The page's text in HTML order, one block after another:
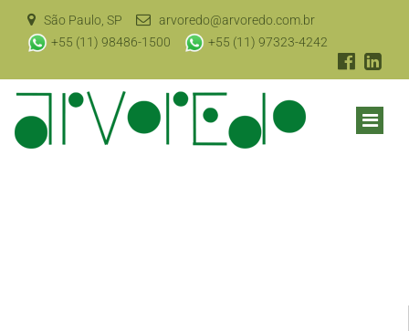
São Paulo, SP
arvoredo@arvoredo.com.br
+55 (11) 98486-1500
+55 (11) 97323-4242